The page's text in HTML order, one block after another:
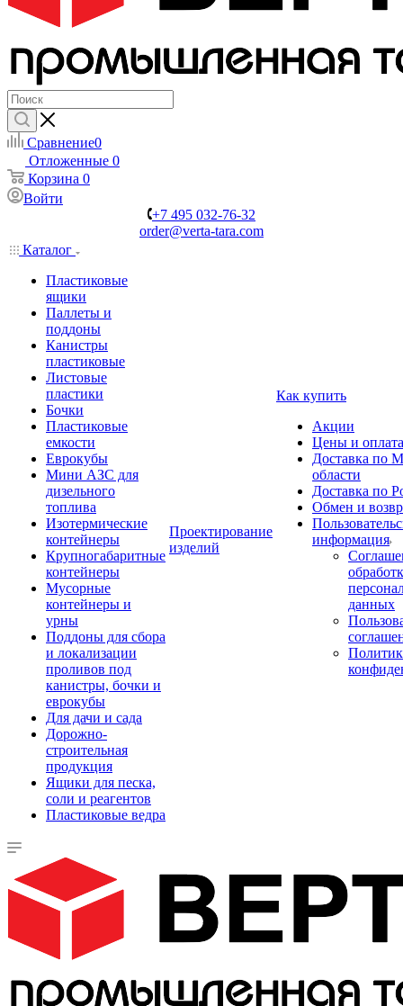
Сравнение0
Отложенные 0
Корзина 0
Войти
+7 495 032-76-32
order@verta-tara.com
Каталог
Пластиковые
ящики
Паллеты и
поддоны
Канистры
пластиковые
Листовые
пластики
Бочки
Пластиковые
емкости
Еврокубы
Мини АЗС для
дизельного
топлива
Изотермические
контейнеры
Крупногабаритные
контейнеры
Мусорные
контейнеры и
урны
Поддоны для сбора
и локализации
проливов под
канистры, бочки и
еврокубы
Для дачи и сада
Дорожно-
строительная
продукция
Ящики для песка,
соли и реагентов
Пластиковые ведра
Проектирование
изделий
Как купить
Акции
Цены и оплата
Доставка по
области
Доставка по
Обмен и
информация
данных